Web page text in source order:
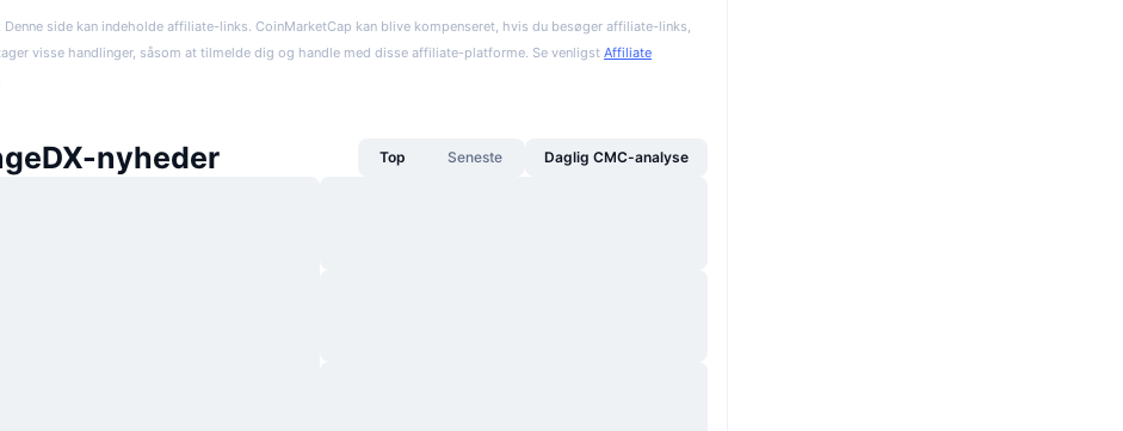
Denne side kan indeholde affiliate-links. CoinMarketCap kan blive kompenseret, hvis du besøger affiliate-links,
visse handlinger, såsom at tilmelde dig og handle med disse affiliate-platforme. Se venligst Affiliate
nyheder Top Seneste Daglig CMC-analyse